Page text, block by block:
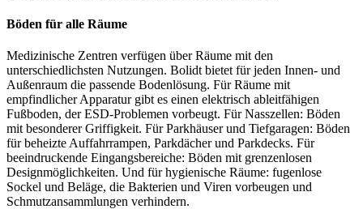
Böden für alle Räume
Medizinische Zentren verfügen über Räume mit den
unterschiedlichsten Nutzungen. Bolidt bietet für jeden Innen- und
Außenraum die passende Bodenlösung. Für Räume mit
empfindlicher Apparatur gibt es einen elektrisch ableitfähigen
Fußboden, der ESD-Problemen vorbeugt. Für Nasszellen: Böden
mit besonderer Griffigkeit. Für Parkhäuser und Tiefgaragen: Böden
für beheizte Auffahrrampen, Parkdächer und Parkdecks. Für
beeindruckende Eingangsbereiche: Böden mit grenzenlosen
Designmöglichkeiten. Und für hygienische Räume: fugenlose
Sockel und Beläge, die Bakterien und Viren vorbeugen und
Schmutzansammlungen verhindern.